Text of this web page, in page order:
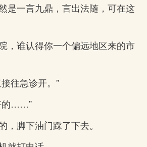
是一言九鼎，言出法随，可在这
，谁认得你一个偏远地区来的市
往急诊开。”
的……”
，脚下油门踩了下去。